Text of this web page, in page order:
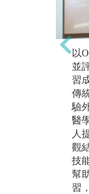
以
並
習
傳
驗
醫
人
觀
技
幫
習